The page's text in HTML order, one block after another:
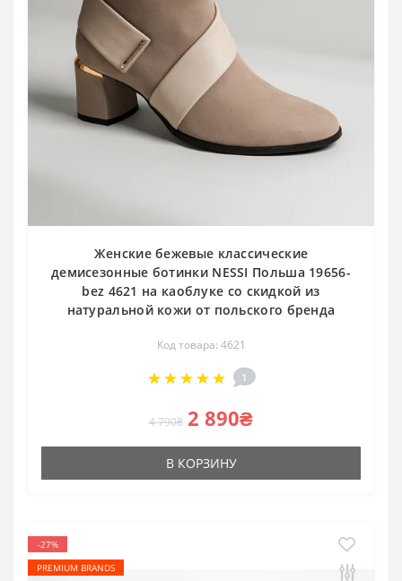
Женские бежевые классические
демисезонные ботинки NESSI Польша 19656-
bez 4621 на каоблуке со скидкой из
натуральной кожи от польского бренда
Код товара: 4621
1
4 790₴ 2 890₴
В КОРЗИНУ
-27%
PREMIUM BRANDS